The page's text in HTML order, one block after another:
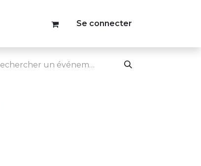
Se connecter